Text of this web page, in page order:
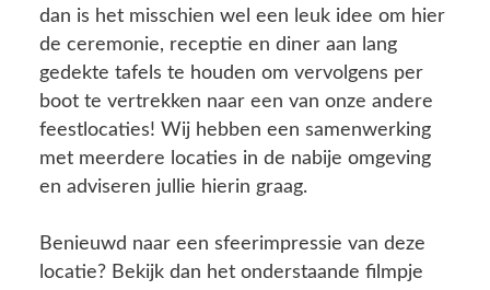
dan is het misschien wel een leuk idee om hier
de ceremonie, receptie en diner aan lang
gedekte tafels te houden om vervolgens per
boot te vertrekken naar een van onze andere
feestlocaties! Wij hebben een samenwerking
met meerdere locaties in de nabije omgeving
en adviseren jullie hierin graag.
Benieuwd naar een sfeerimpressie van deze
locatie? Bekijk dan het onderstaande filmpje